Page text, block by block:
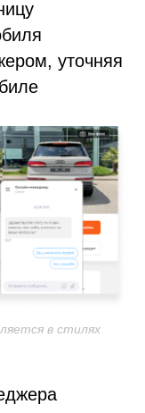
уточняя
в стилях